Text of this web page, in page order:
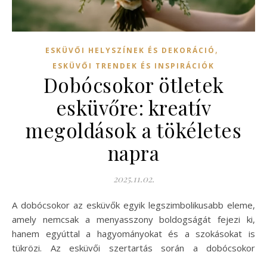
ESKÜVŐI HELYSZÍNEK ÉS DEKORÁCIÓ ,
ESKÜVŐI TRENDEK ÉS INSPIRÁCIÓK
Dobócsokor ötletek
esküvőre: kreatív
megoldások a tökéletes
napra
2025.11.02.
A dobócsokor az esküvők egyik legszimbolikusabb eleme,
amely nemcsak a menyasszony boldogságát fejezi ki,
hanem egyúttal a hagyományokat és a szokásokat is
tükrözi. Az esküvői szertartás során a dobócsokor